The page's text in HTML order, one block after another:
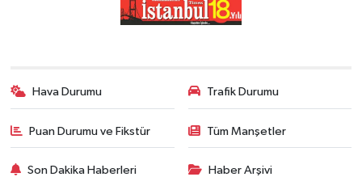
Hava Durumu Trafik Durumu
Puan Durumu ve Fikstür Tüm Manşetler
Son Dakika Haberleri Haber Arşivi